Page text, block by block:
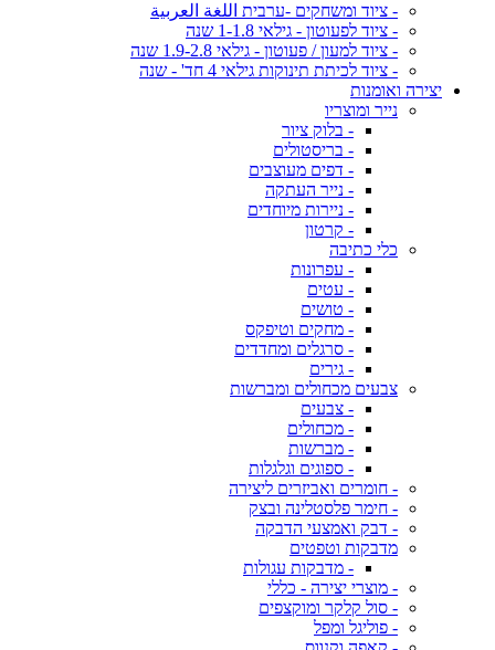
- ציוד ומשחקים -ערבית اللغة العربية
- ציוד לפעוטון - גילאי 1-1.8 שנה
- ציוד למעון / פעוטון - גילאי 1.9-2.8 שנה
- ציוד לכיתת תינוקות גילאי 4 חד' - שנה
יצירה ואומנות
נייר ומוצריו
- בלוק ציור
- בריסטולים
- דפים מעוצבים
- נייר העתקה
- ניירות מיוחדים
- קרטון
כלי כתיבה
- עפרונות
- עטים
- טושים
- מחקים וטיפקס
- סרגלים ומחדדים
- גירים
צבעים מכחולים ומברשות
- צבעים
- מכחולים
- מברשות
- ספוגים וגלגלות
- חומרים ואביזרים ליצירה
- חימר פלסטלינה ובצק
- דבק ואמצעי הדבקה
מדבקות וטפטים
- מדבקות עגולות
- מוצרי יצירה - כללי
- סול קלקר ומוקצפים
- פוליגל ומפל